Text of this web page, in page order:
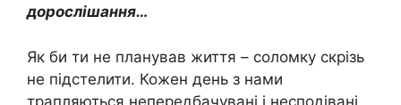
дорослішання…
Як би ти не планував життя – соломку скрізь
не підстелити. Кожен день з нами
трапляються непередбачувані і несподівані